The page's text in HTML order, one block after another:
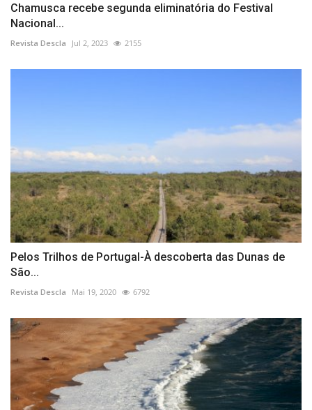
Chamusca recebe segunda eliminatória do Festival
Nacional...
Revista Descla Jul 2, 2023 2155
Pelos Trilhos de Portugal-À descoberta das Dunas de
São...
Revista Descla Mai 19, 2020 6792